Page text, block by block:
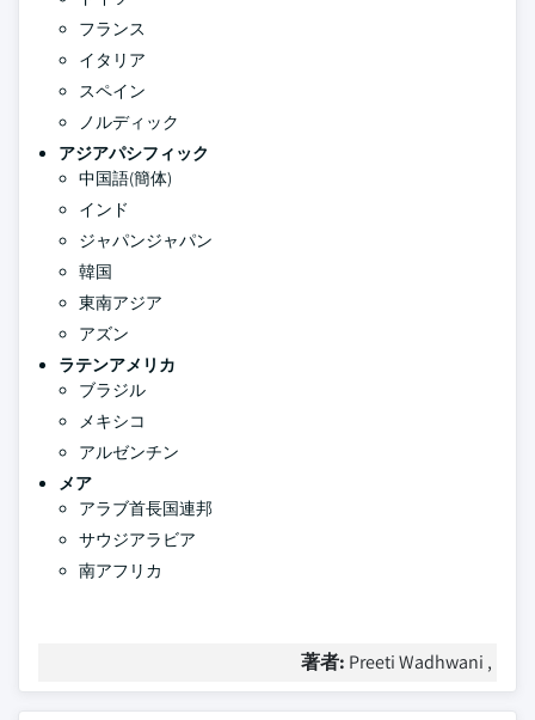
フランス
イタリア
スペイン
ノルディック
アジアパシフィック
中国語(簡体)
インド
ジャパンジャパン
韓国
東南アジア
アズン
ラテンアメリカ
ブラジル
メキシコ
アルゼンチン
メア
アラブ首長国連邦
サウジアラビア
南アフリカ
著者: Preeti Wadhwani ,